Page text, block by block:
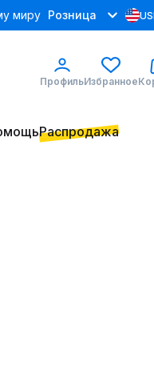
миру Розница
ПрофильИзбранное
Распродажа